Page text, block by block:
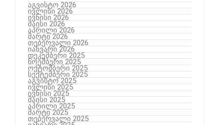
აგვისტო 2026
ივლისი 2026
ივნისი 2026
მაისი 2026
აპრილი 2026
მარტი 2026
თებერვალი 2026
იანვარი 2026
დეკემბერი 2025
ნოემბერი 2025
ოქტომბერი 2025
სექტემბერი 2025
აგვისტო 2025
ივლისი 2025
ივნისი 2025
მაისი 2025
აპრილი 2025
მარტი 2025
თებერვალი 2025